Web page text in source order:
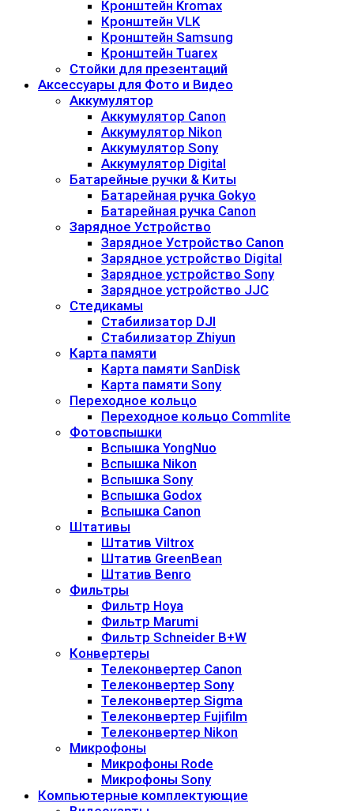
Кронштейн Kromax
Кронштейн VLK
Кронштейн Samsung
Кронштейн Tuarex
Стойки для презентаций
Аксессуары для Фото и Видео
Аккумулятор
Аккумулятор Canon
Аккумулятор Nikon
Аккумулятор Sony
Аккумулятор Digital
Батарейные ручки & Киты
Батарейная ручка Gokyo
Батарейная ручка Canon
Зарядное Устройство
Зарядное Устройство Canon
Зарядное устройство Digital
Зарядное устройство Sony
Зарядное устройство JJC
Стедикамы
Стабилизатор DJI
Стабилизатор Zhiyun
Карта памяти
Карта памяти SanDisk
Карта памяти Sony
Переходное кольцо
Переходное кольцо Commlite
Фотовспышки
Вспышка YongNuo
Вспышка Nikon
Вспышка Sony
Вспышка Godox
Вспышка Canon
Штативы
Штатив Viltrox
Штатив GreenBean
Штатив Benro
Фильтры
Фильтр Hoya
Фильтр Marumi
Фильтр Schneider B+W
Конвертеры
Телеконвертер Canon
Телеконвертер Sony
Телеконвертер Sigma
Телеконвертер Fujifilm
Телеконвертер Nikon
Микрофоны
Микрофоны Rode
Микрофоны Sony
Компьютерные комплектующие